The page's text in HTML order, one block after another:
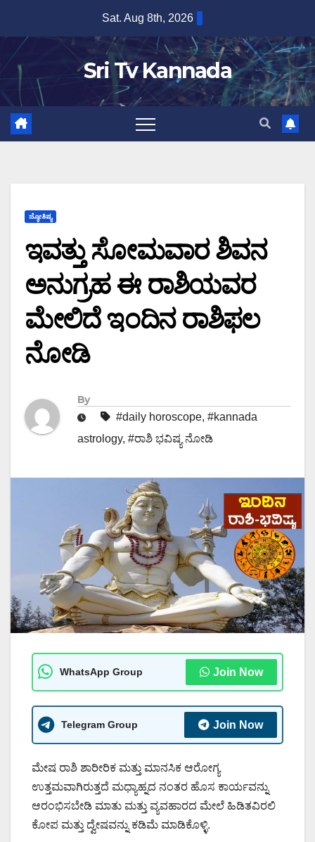
content
Sat. Aug 8th, 2026
Sri Tv Kannada
ಜ್ಯೋತಿಷ್ಯ
ಇವತ್ತು ಸೋಮವಾರ ಶಿವನ
ಅನುಗ್ರಹ ಈ ರಾಶಿಯವರ
ಮೇಲಿದೆ ಇಂದಿನ ರಾಶಿಫಲ
ನೋಡಿ
By
#daily horoscope, #kannada
astrology, #ರಾಶಿ ಭವಿಷ್ಯ ನೋಡಿ
WhatsApp Group Join Now
Telegram Group Join Now
ಮೇಷ ರಾಶಿ ಶಾರೀರಿಕ ಮತ್ತು ಮಾನಸಿಕ ಆರೋಗ್ಯ
ಉತ್ತಮವಾಗಿರುತ್ತದೆ ಮಧ್ಯಾಹ್ನದ ನಂತರ ಹೊಸ ಕಾರ್ಯವನ್ನು
ಆರಂಭಿಸಬೇಡಿ ಮಾತು ಮತ್ತು ವ್ಯವಹಾರದ ಮೇಲೆ ಹಿಡಿತವಿರಲಿ
ಕೋಪ ಮತ್ತು ದ್ವೇಷವನ್ನು ಕಡಿಮೆ ಮಾಡಿಕೊಳ್ಳಿ.